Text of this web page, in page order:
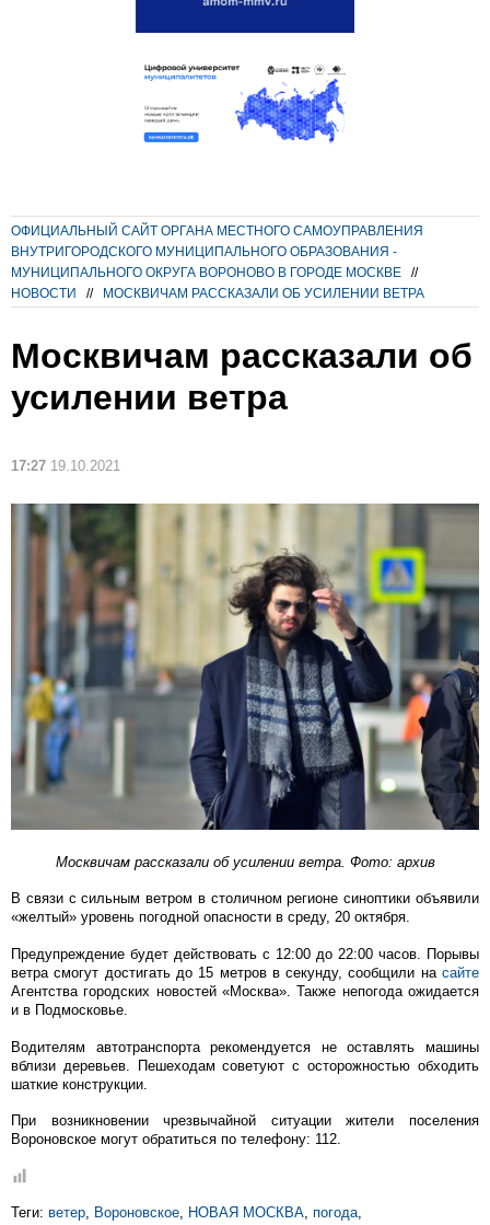
ОФИЦИАЛЬНЫЙ САЙТ ОРГАНА МЕСТНОГО САМОУПРАВЛЕНИЯ
ВНУТРИГОРОДСКОГО МУНИЦИПАЛЬНОГО ОБРАЗОВАНИЯ -
МУНИЦИПАЛЬНОГО ОКРУГА ВОРОНОВО В ГОРОДЕ МОСКВЕ
//
НОВОСТИ
// МОСКВИЧАМ РАССКАЗАЛИ ОБ УСИЛЕНИИ ВЕТРА
Москвичам рассказали об
усилении ветра
17:27 19.10.2021
Москвичам рассказали об усилении ветра. Фото: архив
В связи с сильным ветром в столичном регионе синоптики объявили
«желтый» уровень погодной опасности в среду, 20 октября.
Предупреждение будет действовать с 12:00 до 22:00 часов. Порывы
ветра смогут достигать до 15 метров в секунду, сообщили на сайте
Агентства городских новостей «Москва». Также непогода ожидается
и в Подмосковье.
Водителям автотранспорта рекомендуется не оставлять машины
вблизи деревьев. Пешеходам советуют с осторожностью обходить
шаткие конструкции.
При возникновении чрезвычайной ситуации жители поселения
Вороновское могут обратиться по телефону: 112.
Теги: ветер Вороновское НОВАЯ МОСКВА погода